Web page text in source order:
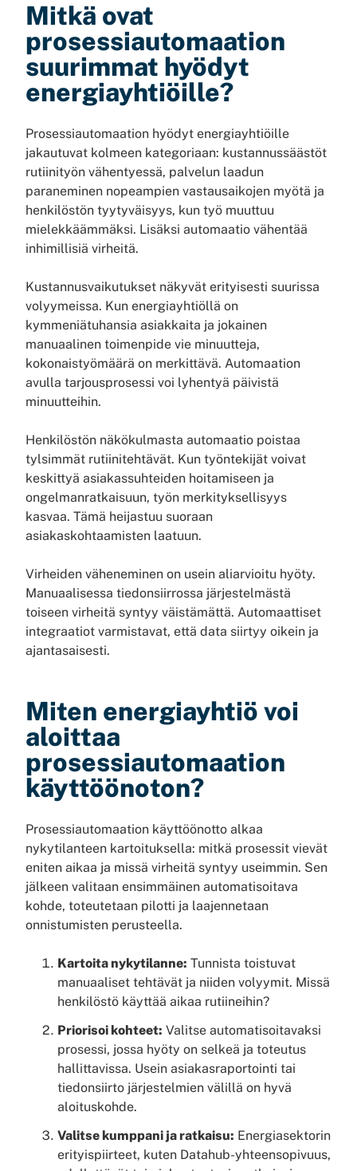
Mitkä ovat
prosessiautomaation
suurimmat hyödyt
energiayhtiöille?
Prosessiautomaation hyödyt energiayhtiöille
jakautuvat kolmeen kategoriaan: kustannussäästöt
rutiinityön vähentyessä, palvelun laadun
paraneminen nopeampien vastausaikojen myötä ja
henkilöstön tyytyväisyys, kun työ muuttuu
mielekkäämmäksi. Lisäksi automaatio vähentää
inhimillisiä virheitä.
Kustannusvaikutukset näkyvät erityisesti suurissa
volyymeissa. Kun energiayhtiöllä on
kymmeniätuhansia asiakkaita ja jokainen
manuaalinen toimenpide vie minuutteja,
kokonaistyömäärä on merkittävä. Automaation
avulla tarjousprosessi voi lyhentyä päivistä
minuutteihin.
Henkilöstön näkökulmasta automaatio poistaa
tylsimmät rutiinitehtävät. Kun työntekijät voivat
keskittyä asiakassuhteiden hoitamiseen ja
ongelmanratkaisuun, työn merkityksellisyys
kasvaa. Tämä heijastuu suoraan
asiakaskohtaamisten laatuun.
Virheiden väheneminen on usein aliarvioitu hyöty.
Manuaalisessa tiedonsiirrossa järjestelmästä
toiseen virheitä syntyy väistämättä. Automaattiset
integraatiot varmistavat, että data siirtyy oikein ja
ajantasaisesti.
Miten energiayhtiö voi
aloittaa
prosessiautomaation
käyttöönoton?
Prosessiautomaation käyttöönotto alkaa
nykytilanteen kartoituksella: mitkä prosessit vievät
eniten aikaa ja missä virheitä syntyy useimmin. Sen
jälkeen valitaan ensimmäinen automatisoitava
kohde, toteutetaan pilotti ja laajennetaan
onnistumisten perusteella.
Kartoita nykytilanne: Tunnista toistuvat
manuaaliset tehtävät ja niiden volyymit. Missä
henkilöstö käyttää aikaa rutiineihin?
Priorisoi kohteet: Valitse automatisoitavaksi
prosessi, jossa hyöty on selkeä ja toteutus
hallittavissa. Usein asiakasraportointi tai
tiedonsiirto järjestelmien välillä on hyvä
aloituskohde.
Valitse kumppani ja ratkaisu: Energiasektorin
erityispiirteet, kuten Datahub-yhteensopivuus,